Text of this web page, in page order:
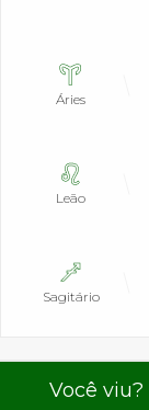
Áries
Leão
Sagitário
Você viu?